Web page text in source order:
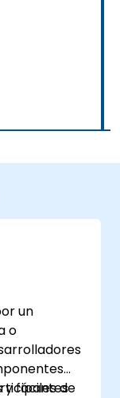
un
o
y fáciles de